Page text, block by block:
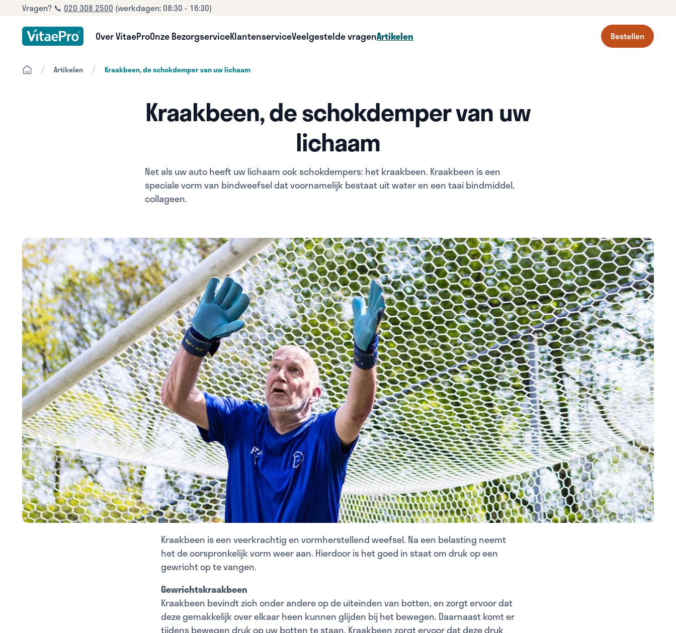
Vragen? 📞 020 308 2500 (werkdagen: 08:30 - 16:30)
Over VitaeProOnze BezorgserviceKlantenserviceVeelgestelde vragenArtikelen Bestellen
/ Artikelen / Kraakbeen, de schokdemper van uw lichaam
Kraakbeen, de schokdemper van uw
lichaam
Net als uw auto heeft uw lichaam ook schokdempers: het kraakbeen. Kraakbeen is een
speciale vorm van bindweefsel dat voornamelijk bestaat uit water en een taai bindmiddel,
collageen.
Kraakbeen is een veerkrachtig en vormherstellend weefsel. Na een belasting neemt
het de oorspronkelijk vorm weer aan. Hierdoor is het goed in staat om druk op een
gewricht op te vangen.
Gewrichtskraakbeen
Kraakbeen bevindt zich onder andere op de uiteinden van botten, en zorgt ervoor dat
deze gemakkelijk over elkaar heen kunnen glijden bij het bewegen. Daarnaast komt er
tijdens bewegen druk op uw botten te staan. Kraakbeen zorgt ervoor dat deze druk